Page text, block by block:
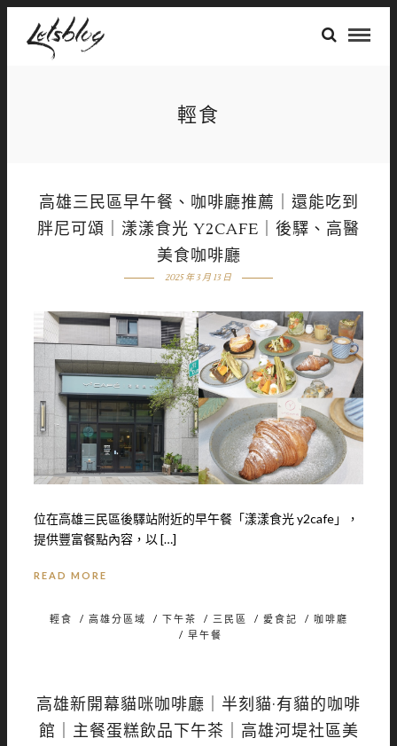
輕食
高雄三民區早午餐、咖啡廳推薦｜還能吃到
胖尼可頌｜漾漾食光 Y2CAFE｜後驛、高醫
美食咖啡廳
2025 年 3 月 13 日
位在高雄三民區後驛站附近的早午餐「漾漾食光 y2cafe」，
提供豐富餐點內容，以 […]
READ MORE
輕食 / 高雄分區域 / 下午茶 / 三民區 / 愛食記 / 咖啡廳
/ 早午餐
高雄新開幕貓咪咖啡廳｜半刻貓·有貓的咖啡
館｜主餐蛋糕飲品下午茶｜高雄河堤社區美